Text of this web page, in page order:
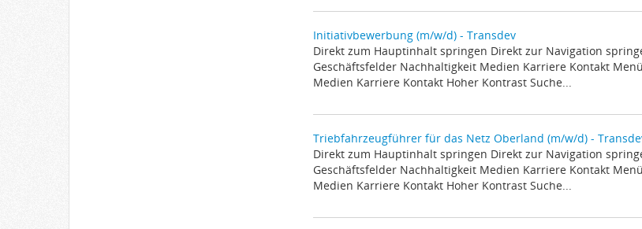
Initiativbewerbung (m/w/d) - Transdev
Direkt zum Hauptinhalt springen Direkt zur Navigation
Geschäftsfelder Nachhaltigkeit Medien Karriere Kontakt
Medien Karriere Kontakt Hoher Kontrast Suche...
Triebfahrzeugführer für das Netz Oberland (m/w/d) -
Direkt zum Hauptinhalt springen Direkt zur Navigation
Geschäftsfelder Nachhaltigkeit Medien Karriere Kontakt
Medien Karriere Kontakt Hoher Kontrast Suche...